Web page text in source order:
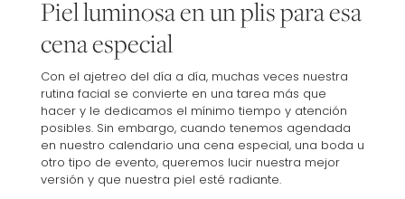
Piel luminosa en un plis para esa
cena especial
Con el ajetreo del día a día, muchas veces nuestra
rutina facial se convierte en una tarea más que
hacer y le dedicamos el mínimo tiempo y atención
posibles. Sin embargo, cuando tenemos agendada
en nuestro calendario una cena especial, una boda u
otro tipo de evento, queremos lucir nuestra mejor
versión y que nuestra piel esté radiante.